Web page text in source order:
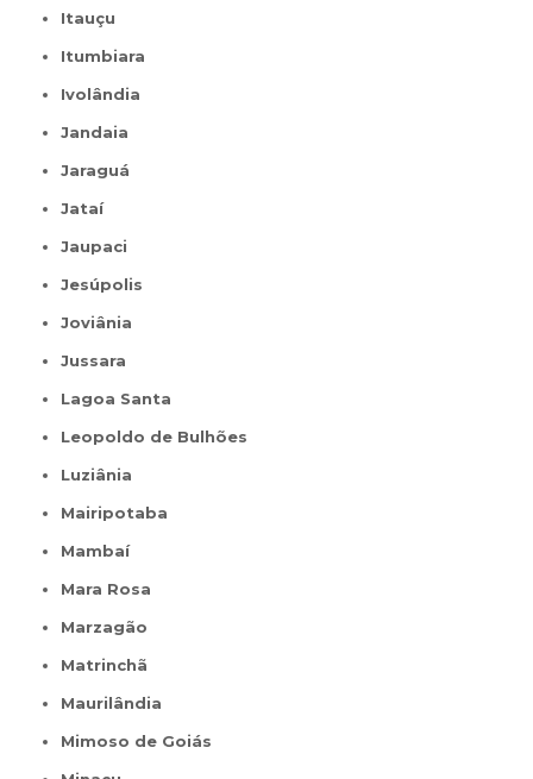
Itauçu
Itumbiara
Ivolândia
Jandaia
Jaraguá
Jataí
Jaupaci
Jesúpolis
Joviânia
Jussara
Lagoa Santa
Leopoldo de Bulhões
Luziânia
Mairipotaba
Mambaí
Mara Rosa
Marzagão
Matrinchã
Maurilândia
Mimoso de Goiás